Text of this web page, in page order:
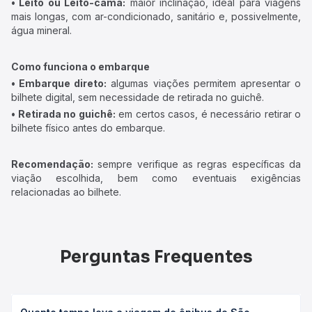
• Leito ou Leito-cama: maior inclinação, ideal para viagens
mais longas, com ar-condicionado, sanitário e, possivelmente,
água mineral.
Como funciona o embarque
• Embarque direto: algumas viações permitem apresentar o
bilhete digital, sem necessidade de retirada no guichê.
• Retirada no guichê: em certos casos, é necessário retirar o
bilhete físico antes do embarque.
Recomendação: sempre verifique as regras específicas da
viação escolhida, bem como eventuais exigências
relacionadas ao bilhete.
Perguntas Frequentes